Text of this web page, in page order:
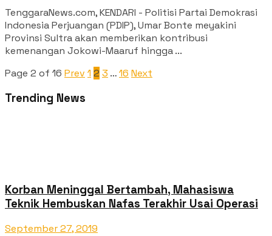
TenggaraNews.com, KENDARI - Politisi Partai Demokrasi
Indonesia Perjuangan (PDIP), Umar Bonte meyakini
Provinsi Sultra akan memberikan kontribusi
kemenangan Jokowi-Maaruf hingga ...
Page 2 of 16 Prev 1 2 3 …16 Next
Trending News
Korban Meninggal Bertambah, Mahasiswa
Teknik Hembuskan Nafas Terakhir Usai Operasi
September 27, 2019